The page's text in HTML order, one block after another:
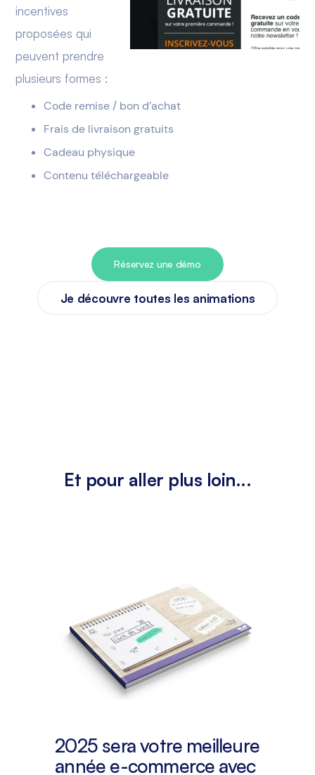
incentives
proposées qui
peuvent prendre
plusieurs formes :
Code remise / bon d’achat
Frais de livraison gratuits
Cadeau physique
Contenu téléchargeable
Réservez une démo
Je découvre toutes les animations
Et pour aller plus loin...
2025 sera votre meilleure
année e-commerce avec